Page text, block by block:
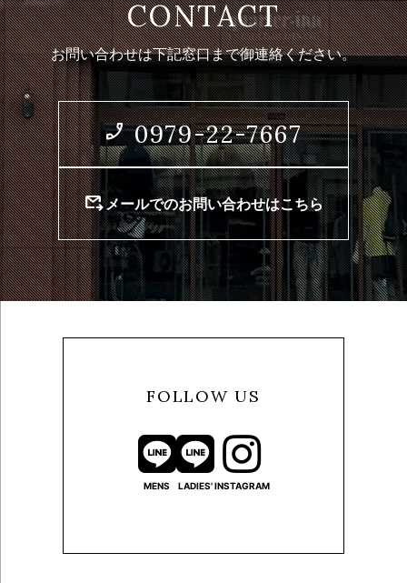
お問い合わせは下記窓口まで御連絡ください。
phone_enabled0979-22-7667
outgoing_mailメールでのお問い合わせはこちら
FOLLOW US
MENS LADIES' INSTAGRAM